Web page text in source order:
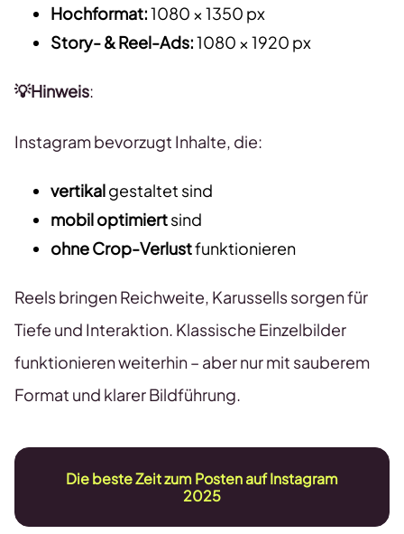
Hochformat:1080 × 1350 px
Story- & Reel-Ads:1080 × 1920 px
💡Hinweis:
Instagram bevorzugt Inhalte, die:
vertikalgestaltet sind
mobil optimiertsind
ohne Crop-Verlustfunktionieren
Reels bringen Reichweite, Karussells sorgen für
Tiefe und Interaktion. Klassische Einzelbilder
funktionieren weiterhin – aber nur mit sauberem
Format und klarer Bildführung.
Die beste Zeit zum Posten auf Instagram
2025